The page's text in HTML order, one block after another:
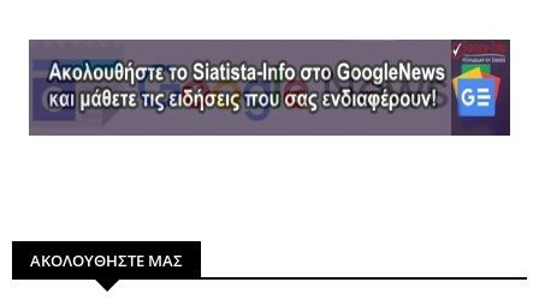
ΑΚΟΛΟΥΘΗΣΤΕ ΜΑΣ